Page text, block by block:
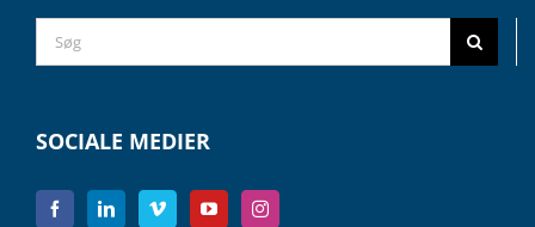
Search
for:
SOCIALE MEDIER